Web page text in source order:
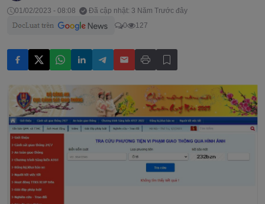
01/02/2023 - 08:08
Đã cập nhật: 3 Năm Trước đây
0
127